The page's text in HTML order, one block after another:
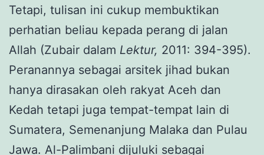
Tetapi, tulisan ini cukup membuktikan
perhatian beliau kepada perang di jalan
Allah (Zubair dalam Lektur, 2011: 394-395).
Peranannya sebagai arsitek jihad bukan
hanya dirasakan oleh rakyat Aceh dan
Kedah tetapi juga tempat-tempat lain di
Sumatera, Semenanjung Malaka dan Pulau
Jawa. Al-Palimbani dijuluki sebagai